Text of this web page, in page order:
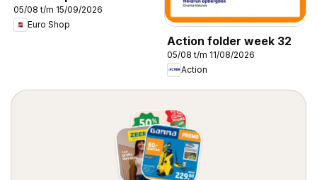
05/08 t/m 15/09/2026
Euro Shop
Action folder week 32
05/08 t/m 11/08/2026
Action